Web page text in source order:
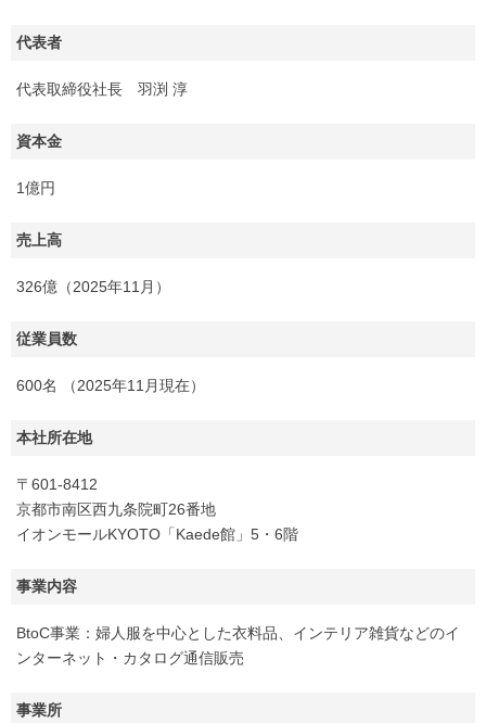
代表者
代表取締役社長 羽渕 淳
資本金
1億円
売上高
326億（2025年11月）
従業員数
600名 （2025年11月現在）
本社所在地
〒601-8412
京都市南区西九条院町26番地
イオンモールKYOTO「Kaede館」5・6階
事業内容
BtoC事業：婦人服を中心とした衣料品、インテリア雑貨などのイ
ンターネット・カタログ通信販売
事業所